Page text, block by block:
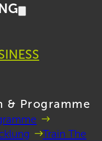
& Programme
Train The